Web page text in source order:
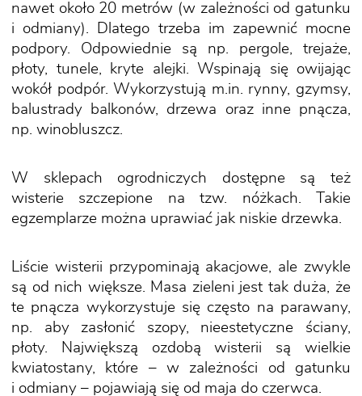
nawet około 20 metrów (w zależności od gatunku
i odmiany). Dlatego trzeba im zapewnić mocne
podpory. Odpowiednie są np. pergole, trejaże,
płoty, tunele, kryte alejki. Wspinają się owijając
wokół podpór. Wykorzystują m.in. rynny, gzymsy,
balustrady balkonów, drzewa oraz inne pnącza,
np. winobluszcz.
W sklepach ogrodniczych dostępne są też
wisterie szczepione na tzw. nóżkach. Takie
egzemplarze można uprawiać jak niskie drzewka.
Liście wisterii przypominają akacjowe, ale zwykle
są od nich większe. Masa zieleni jest tak duża, że
te pnącza wykorzystuje się często na parawany,
np. aby zasłonić szopy, nieestetyczne ściany,
płoty. Największą ozdobą wisterii są wielkie
kwiatostany, które – w zależności od gatunku
i odmiany – pojawiają się od maja do czerwca.